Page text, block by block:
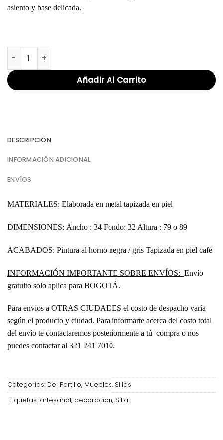
asiento y base delicada.
Añadir Al Carrito
DESCRIPCIÓN
INFORMACIÓN ADICIONAL
ENVÍOS
MATERIALES: Elaborada en metal tapizada en piel
DIMENSIONES: Ancho : 34 Fondo: 32 Altura : 79 o 89
ACABADOS: Pintura al horno negra / gris Tapizada en piel café
INFORMACIÓN IMPORTANTE SOBRE ENVÍOS: Envío
gratuito solo aplica para BOGOTÁ.
Para envíos a OTRAS CIUDADES el costo de despacho varía
según el producto y ciudad. Para informarte acerca del costo total
del envío te contactaremos posteriormente a tú compra o nos
puedes contactar al 321 241 7010.
Categorías: Del Portillo, Muebles, Sillas
Etiquetas: artesanal, decoracion, Silla